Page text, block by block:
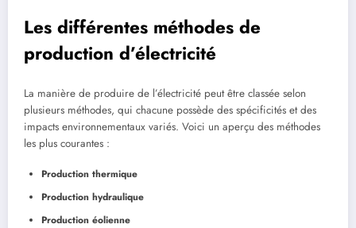
Les différentes méthodes de
production d’électricité
La manière de produire de l’électricité peut être classée selon
plusieurs méthodes, qui chacune possède des spécificités et des
impacts environnementaux variés. Voici un aperçu des méthodes
les plus courantes :
Production thermique
Production hydraulique
Production éolienne